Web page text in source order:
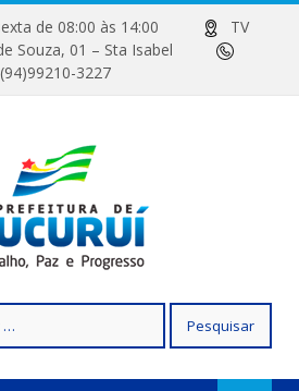
de 08:00 às 14:00
TV
de Souza, 01 – Sta Isabel
(94)99210-3227